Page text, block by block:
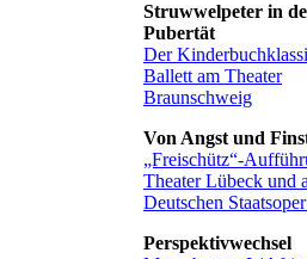
Struwwelpeter in
Pubertät
Der
Ballett am Theater
Braunschweig
Von Angst und
„Freischütz“-
Theater Lübeck und
Deutschen
Perspektivwechsel